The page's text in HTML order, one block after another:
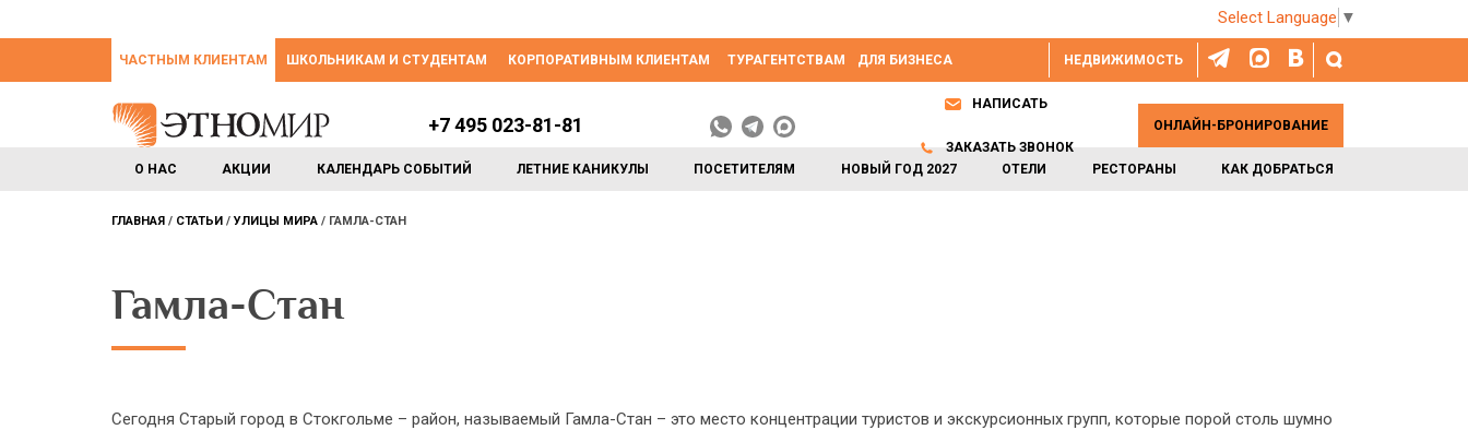
Select Language ▼
НЕДВИЖИМОСТЬ
ЧАСТНЫМ КЛИЕНТАМ ШКОЛЬНИКАМ И СТУДЕНТАМ КОРПОРАТИВНЫМ КЛИЕНТАМ ТУРАГЕНТСТВАМ ДЛЯ БИЗНЕСА
О НАС АКЦИИ КАЛЕНДАРЬ СОБЫТИЙ ЛЕТНИЕ КАНИКУЛЫ ПОСЕТИТЕЛЯМ НОВЫЙ ГОД 2027 ОТЕЛИ РЕСТОРАНЫ КАК ДОБРАТЬСЯ
+7 495 023-81-81
НАПИСАТЬ
ЗАКАЗАТЬ ЗВОНОК
ОНЛАЙН-БРОНИРОВАНИЕ
ГЛАВНАЯ СТАТЬИ УЛИЦЫ МИРА ГАМЛА-СТАН
Гамла-Стан
Сегодня Старый город в Стокгольме – район, называемый Гамла-Стан – это место концентрации туристов и экскурсионных групп, которые порой столь шумно